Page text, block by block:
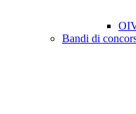
Bandi di